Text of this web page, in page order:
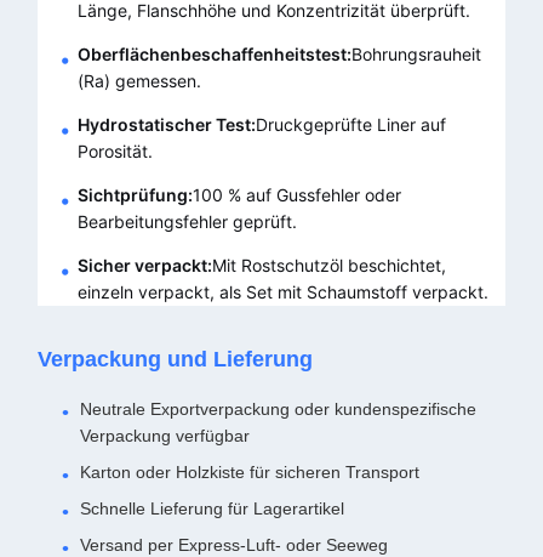
Länge, Flanschhöhe und Konzentrizität überprüft.
Oberflächenbeschaffenheitstest:Bohrungsrauheit
(Ra) gemessen.
Hydrostatischer Test:Druckgeprüfte Liner auf
Porosität.
Sichtprüfung:100 % auf Gussfehler oder
Bearbeitungsfehler geprüft.
Sicher verpackt:Mit Rostschutzöl beschichtet,
einzeln verpackt, als Set mit Schaumstoff verpackt.
Verpackung und Lieferung
Neutrale Exportverpackung oder kundenspezifische
Verpackung verfügbar
Karton oder Holzkiste für sicheren Transport
Schnelle Lieferung für Lagerartikel
Versand per Express-Luft- oder Seeweg